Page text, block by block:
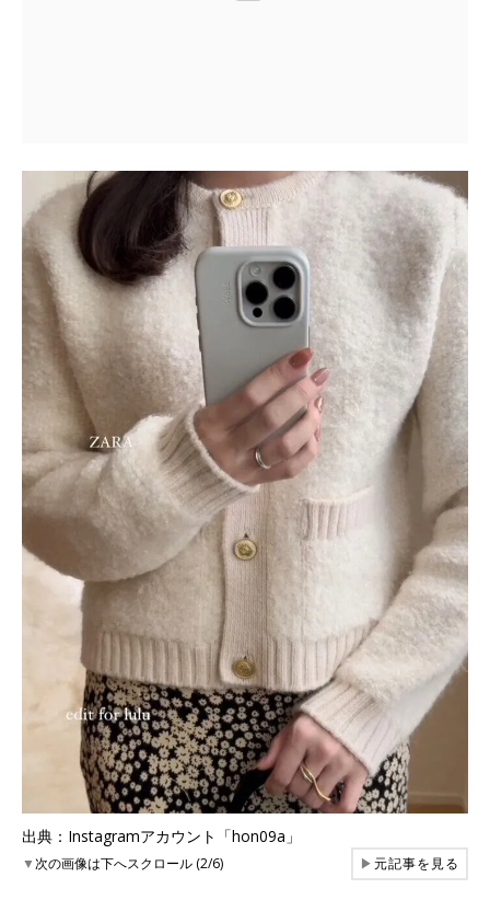
出典：Instagramアカウント「hon09a」
▼次の画像は下へスクロール (2/6) ▶元記事を見る